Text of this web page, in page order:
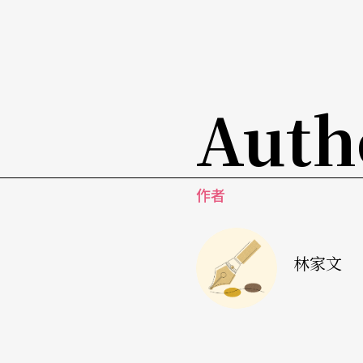
有影響力的人，在於能夠創造出一個氛圍，啟
開拓新的觀眾，讓表演不斷地生存下去。無論
有影響力的人，是一個真正「為」社會生存的人
文字｜林家文 個兒小 強烈意志 精準性格 慷慨的
作者
林家文